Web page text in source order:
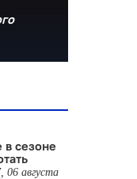
в сезоне
06 августа